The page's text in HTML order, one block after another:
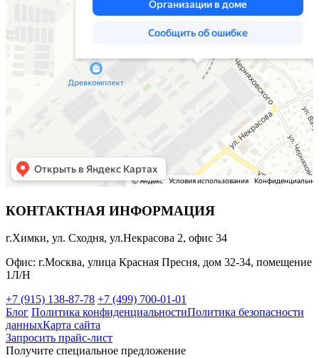
КОНТАКТНАЯ ИНФОРМАЦИЯ
г.Химки, ул. Сходня, ул.Некрасова 2, офис 34
Офис: г.Москва, улица Красная Пресня, дом 32-34, помещение
1Л/Н
+7 (915) 138-87-78 +7 (499) 700-01-01
Блог Политика конфиденциальностиПолитика безопасности
данныхКарта сайта
Запросить прайс-лист
Получите специальное предложение